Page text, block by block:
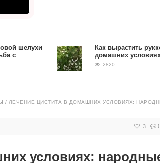
шелухи
Как вырастить рукколу в
домашних условиях
2820
/ ЛЕЧЕНИЕ ЦИСТИТА В ДОМАШНИХ УСЛОВИЯХ:
3
условиях: